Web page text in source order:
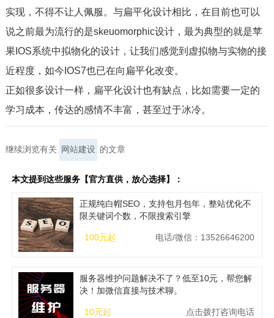
实现，不得不让人佩服。与扁平化设计相比，在目前也可以
说之前最为流行的是skeuomorphic设计，最为典型的就是苹
果IOS系统中拟物化的设计，让我们感觉到虚拟物与实物的接
近程度，如今IOS7也已在向扁平化改变。
正如很多设计一样，扁平化设计也有缺点，比如需要一定的
学习成本，传达的感情不丰富，甚至过于冰冷。
继续浏览有关 网站建设 的文章
本文提到这些服务【官方直供，放心选择】：
正规纯白帽SEO，支持包月包年，整站优化不
限关键词个数，不限搜索引擎
100元起 电话/微信：13526646200
服务器维护问题解决不了？低至10元，帮您解
决！加微信直接与技术聊。
10元起 点击拨打咨询电话